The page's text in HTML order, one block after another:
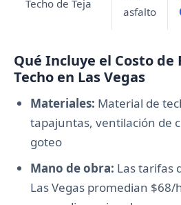
Techo de Teja
asfalto
Qué Incluye el Costo de
Techo en Las Vegas
Materiales: Material de
tapajuntas, ventilación de
goteo
Mano de obra: Las tarifas
Las Vegas promedian